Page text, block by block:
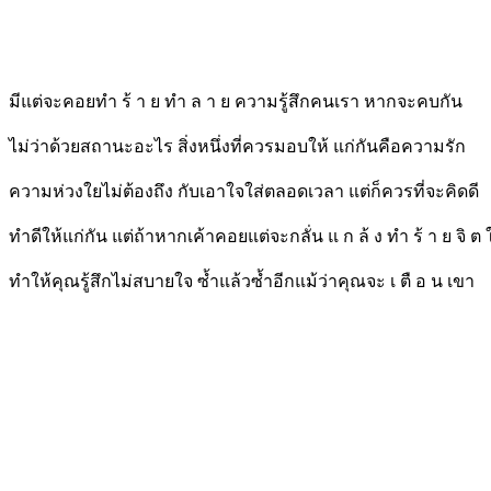
มีแต่จะคอยทำ ร้ า ย ทำ ล า ย ความรู้สึกคนเรา หากจะคบกัน
ไม่ว่าด้วยสถานะอะไร สิ่งหนึ่งที่ควรมอบให้ แก่กันคือความรัก
ความห่วงใยไม่ต้องถึง กับเอาใจใส่ตลอดเวลา แต่ก็ควรที่จะคิดดี
ทำดีให้แก่กัน แต่ถ้าหากเค้าคอยแต่จะกลั่น แ ก ล้ ง ทำ ร้ า ย จิ ต
ทำให้คุณรู้สึกไม่สบายใจ ซ้ำแล้วซ้ำอีกแม้ว่าคุณจะ เ ตื อ น เขา